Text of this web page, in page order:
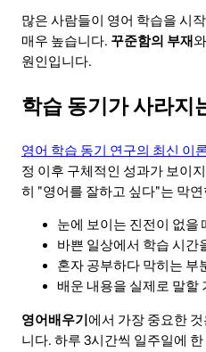
많은 사람들이 영어 학습을 시
매우 높습니다. 꾸준함의 부재와
원인입니다.
학습 동기가 사라지
영어 학습 동기 연구의 최신 이
정 이후 구체적인 성과가 보이
히 "영어를 잘하고 싶다"는 막
눈에 보이는 진전이 없을
바쁜 일상에서 학습 시간
혼자 공부하다 막히는 부
배운 내용을 실제로 말할
영어배우기에서 가장 중요한
니다. 하루 3시간씩 일주일에